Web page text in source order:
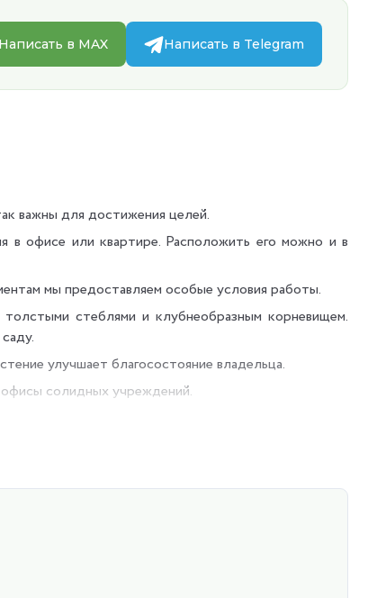
Написать в MAX Написать в Telegram
важны для достижения целей.
в офисе или квартире. Расположить его можно и в
мы предоставляем особые условия работы.
стеблями и клубнеобразным корневищем.
улучшает благосостояние владельца.
офисы солидных учреждений.
лучше не долить, чем перелить.